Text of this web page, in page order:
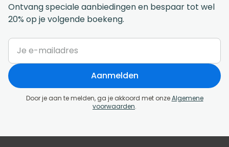
Ontvang speciale aanbiedingen en bespaar tot wel
20% op je volgende boekeng.
Aanmelden
Door je aan te melden, ga je akkoord met onzeAlgemene
voorwaarden.